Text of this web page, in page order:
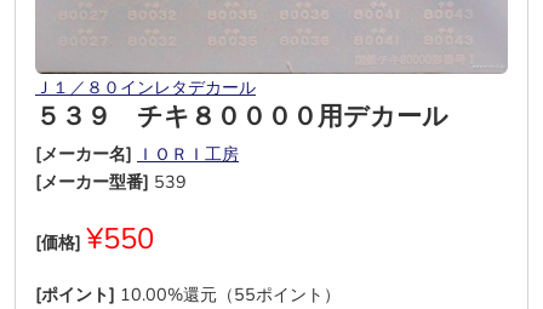
Ｊ１／８０インレタデカール
５３９ チキ８００００用デカール
[メーカー名] ＩＯＲＩ工房
[メーカー型番] 539
[価格] ¥550
[ポイント] 10.00%還元（55ポイント）